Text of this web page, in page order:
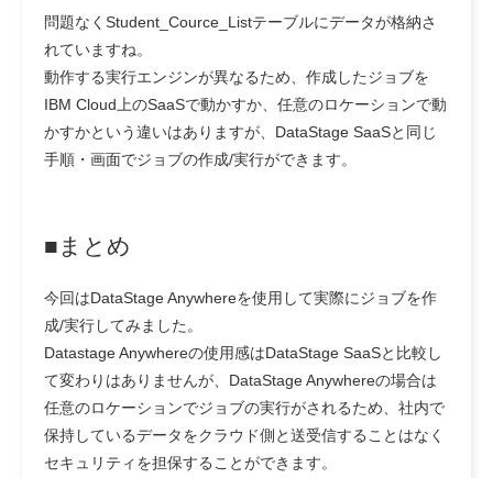
問題なくStudent_Cource_Listテーブルにデータが格納さ
れていますね。
動作する実行エンジンが異なるため、作成したジョブを
IBM Cloud上のSaaSで動かすか、任意のロケーションで動
かすかという違いはありますが、DataStage SaaSと同じ
手順・画面でジョブの作成/実行ができます。
■まとめ
今回はDataStage Anywhereを使用して実際にジョブを作
成/実行してみました。
Datastage Anywhereの使用感はDataStage SaaSと比較し
て変わりはありませんが、DataStage Anywhereの場合は
任意のロケーションでジョブの実行がされるため、社内で
保持しているデータをクラウド側と送受信することはなく
セキュリティを担保することができます。